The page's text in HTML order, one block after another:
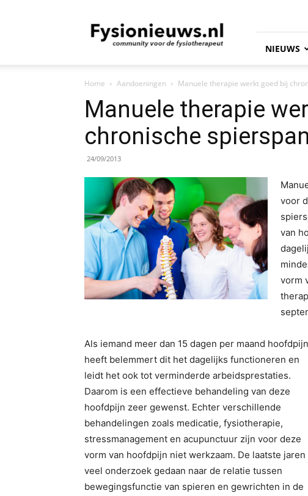
NIEUWS
Home Aandoeningen Manuele therapie werkt goed bij
Manuele therapie
chronische
24/09/2013
voor
van
vorm
Als iemand meer dan 15 dagen per maand hoofdpijn
heeft belemmert dit het dagelijks functioneren en
leidt het ook tot verminderde arbeidsprestaties.
Daarom is een effectieve behandeling van deze
hoofdpijn zeer gewenst. Echter verschillende
behandelingen zoals medicatie, fysiotherapie,
stressmanagement en acupunctuur zijn voor deze
vorm van hoofdpijn niet werkzaam. De laatste jaren
veel onderzoek gedaan naar de relatie tussen
bewegingsfunctie van spieren en gewrichten in de